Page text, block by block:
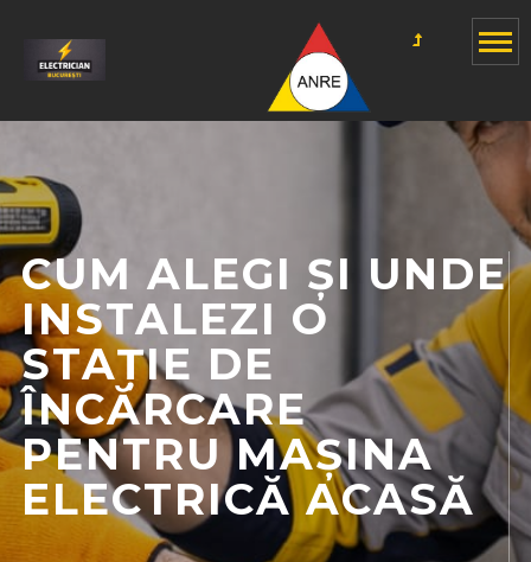
CUM ALEGI ȘI UNDE
INSTALEZI O
STAȚIE DE
ÎNCĂRCARE
PENTRU MAȘINA
ELECTRICĂ ACASĂ